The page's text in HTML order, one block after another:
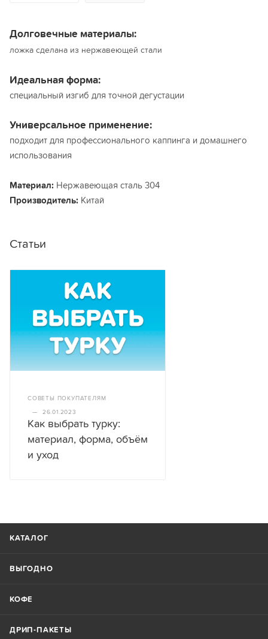
Долговечные материалы:
ложка сделана из нержавеющей стали
Идеальная форма:
специальный изгиб для точной дегустации
Универсальное применение:
подходит для профессионального каппинга и домашнего
использования
Материал: Нержавеющая сталь 304
Производитель: Китай
Статьи
СОВЕТЫ ПОКУПАТЕЛЯМ
— 26.01.2023
Как выбрать турку:
материал, форма, объём
и уход
КАТАЛОГ
ВЫГОДНО
КОФЕ
ДРИП-ПАКЕТЫ